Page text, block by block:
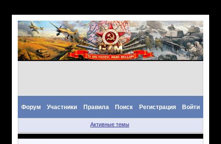
Форум Участники Правила Поиск Регистрация Войти
Активные темы